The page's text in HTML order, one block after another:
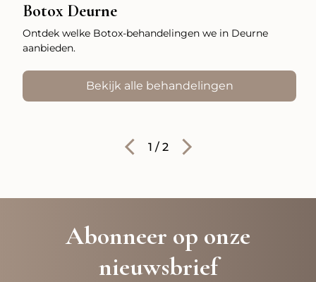
Botox Deurne
Ontdek welke Botox-behandelingen we in Deurne
aanbieden.
Bekijk alle behandelingen
1 / 2
Abonneer op onze
nieuwsbrief